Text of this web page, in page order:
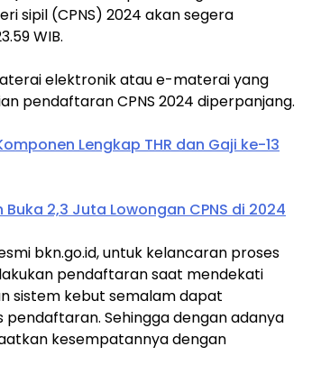
sipil (CPNS) 2024 akan segera
WIB.
elektronik atau e-materai yang
pendaftaran CPNS 2024 diperpanjang.
Lengkap THR dan Gaji ke-13
2,3 Juta Lowongan CPNS di 2024
bkn.go.id, untuk kelancaran proses
pendaftaran saat mendekati
sistem kebut semalam dapat
Sehingga dengan adanya
kesempatannya dengan